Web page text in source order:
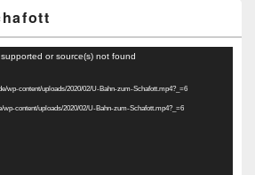
or source(s) not found
wp-content/uploads/2020/02/U-Bahn-zum-Schafott.mp4?_=6
wp-content/uploads/2020/02/U-Bahn-zum-Schafott.mp4?_=6